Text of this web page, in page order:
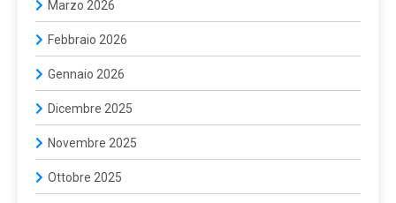
Marzo 2026
Febbraio 2026
Gennaio 2026
Dicembre 2025
Novembre 2025
Ottobre 2025